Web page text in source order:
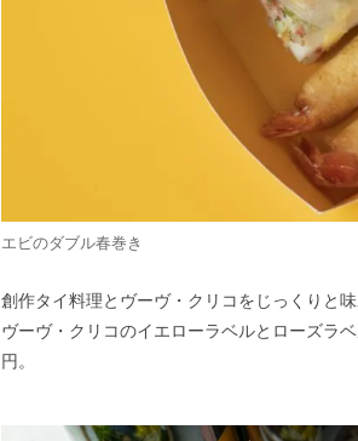
エビのダブル春巻き
創作タイ料理とヴーヴ・クリコをじっくりと
ヴーヴ・クリコのイエローラベルとローズラ
円。